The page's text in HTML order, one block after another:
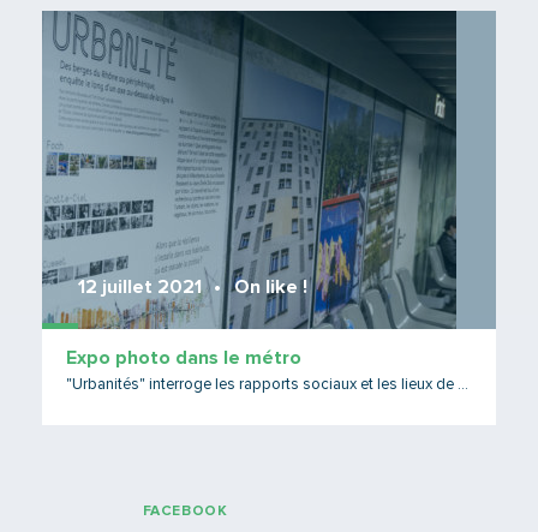
12 juillet 2021 On like !
Expo photo dans le métro
"Urbanités" interroge les rapports sociaux et les lieux de vie
FACEBOOK